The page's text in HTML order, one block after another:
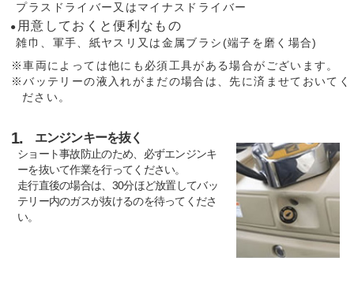
プラスドライバー又はマイナスドライバー
● 用意しておくと便利なもの
雑巾、軍手、紙ヤスリ又は金属ブラシ(端子を磨く場合)
※車両によっては他にも必須工具がある場合がございます。
※バッテリーの液入れがまだの場合は、先に済ませておいてく
ださい。
1. エンジンキーを抜く
ショート事故防止のため、必ずエンジンキ
ーを抜いて作業を行ってください。
走行直後の場合は、30分ほど放置してバッ
テリー内のガスが抜けるのを待ってくださ
い。